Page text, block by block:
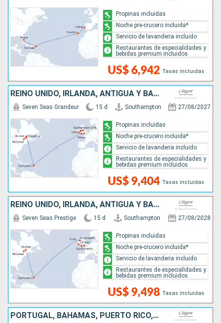
US$ 6,942 Tasas incluidas
Propinas incluidas
Noche pre-crucero incluida*
Servicio de lavanderia incluido
Restaurantes de especialidades y
bebidas premium incluidos
REINO UNIDO, IRLANDA, ANTIGUA Y BARBUDA, CANADÁ
Seven Seas Grandeur 15 d Southampton 27/08/2027
US$ 9,404 Tasas incluidas
Propinas incluidas
Noche pre-crucero incluida*
Servicio de lavanderia incluido
Restaurantes de especialidades y
bebidas premium incluidos
REINO UNIDO, IRLANDA, ANTIGUA Y BARBUDA, CANADÁ
Seven Seas Prestige 15 d Southampton 27/08/2028
US$ 9,498 Tasas incluidas
Propinas incluidas
Noche pre-crucero incluida*
Servicio de lavanderia incluido
Restaurantes de especialidades y
bebidas premium incluidos
PORTUGAL, BAHAMAS, PUERTO RICO, ESTADOS UNIDOS, FRANCIA